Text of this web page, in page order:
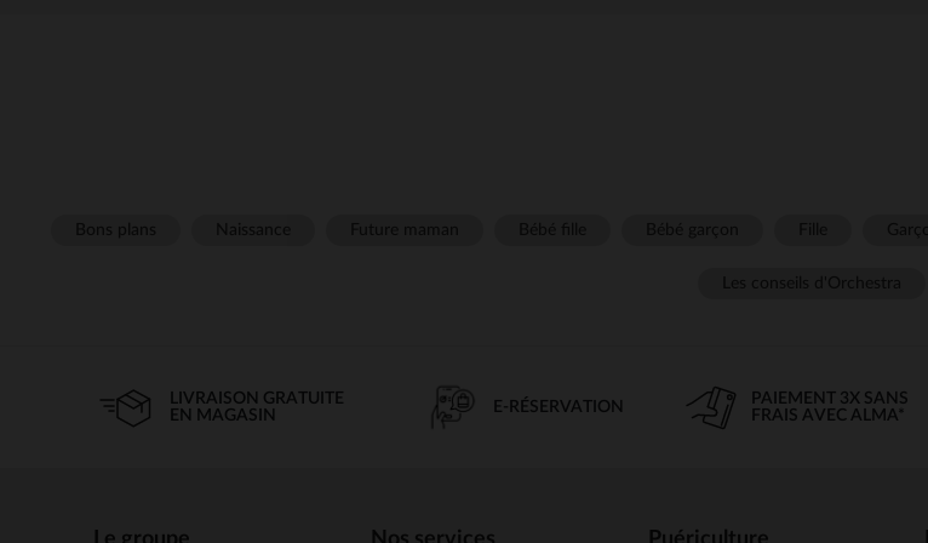
LIVRAISON GRATUITE
EN MAGASIN
E-RÉSERVATION
PAIEMENT 3X SANS
FRAIS AVEC ALMA*